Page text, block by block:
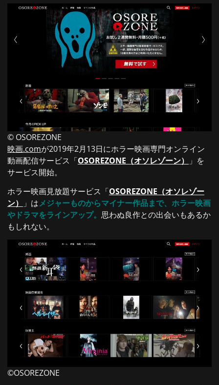
© OSOREZONE
映画.comが2019年2月13日にホラー映画専門オンライン
動画配信サービス「OSOREZONE（オソレゾーン）
」を
サービス開始。
ホラー映画見放題サービス「OSOREZONE（オソレゾー
ン）
」はメジャーものからマイナー作品まで、ホラー映画
やドラマをラインアップ。 思わぬ良作との出会いもあるか
もしれない。
©OSOREZONE